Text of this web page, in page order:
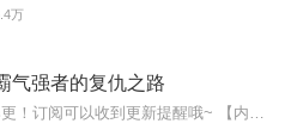
万
气强者的复仇之路